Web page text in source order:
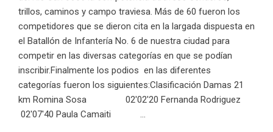
trillos, caminos y campo traviesa. Más de 60 fueron los
competidores que se dieron cita en la largada dispuesta en
el Batallón de Infantería No. 6 de nuestra ciudad para
competir en las diversas categorías en que se podían
inscribir.Finalmente los podios en las diferentes
categorías fueron los siguientes:Clasificación Damas 21
km Romina Sosa 02'02'20 Fernanda Rodriguez
02'07'40 Paula Camaiti ...